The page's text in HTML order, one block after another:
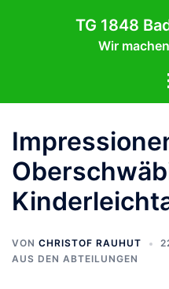
TG 1848
Wir
VON CHRISTOF RAUHUT
AUS DEN ABTEILUNGEN